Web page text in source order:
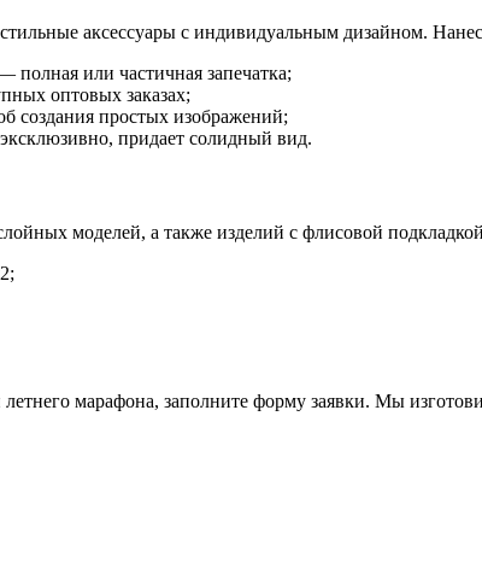
аксессуары с индивидуальным дизайном.
полная или частичная запечатка;
оптовых заказах;
создания простых изображений;
придает солидный вид.
моделей, а также изделий с флисовой
марафона, заполните форму заявки. Мы